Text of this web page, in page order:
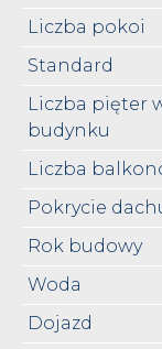
Liczba pokoi
Standard
Liczba pięter
budynku
Liczba
Pokrycie
Rok budowy
Woda
Dojazd